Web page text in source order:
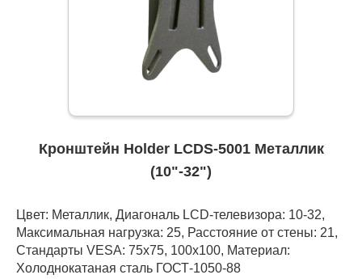
Кронштейн Holder LCDS-5001 Металлик
(10"-32")
Цвет: Металлик, Диагональ LCD-телевизора: 10-32,
Максимальная нагрузка: 25, Расстояние от стены: 21,
Стандарты VESA: 75x75, 100x100, Материал:
Холоднокатаная сталь ГОСТ-1050-88